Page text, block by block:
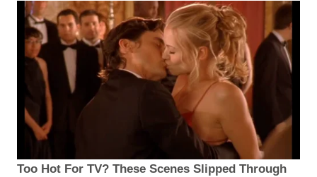
Too Hot For TV? These Scenes Slipped Through